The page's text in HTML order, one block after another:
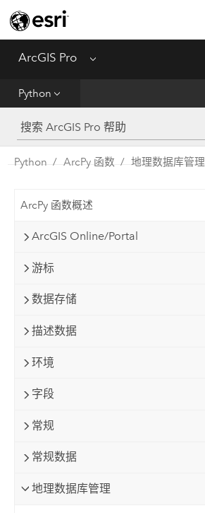
ArcGIS Pro Menu
Python
工具参考
Python
Python ArcPy 函数 地理数据库管理
ArcPy 函数概述
ArcGIS Online/Portal
游标
数据存储
描述数据
环境
字段
常规
常规数据
地理数据库管理